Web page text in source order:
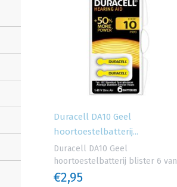
Duracell DA10 Geel
hoortoestelbatterij...
Duracell DA10 Geel
hoortoestelbatterij blister 6 van
€2,95